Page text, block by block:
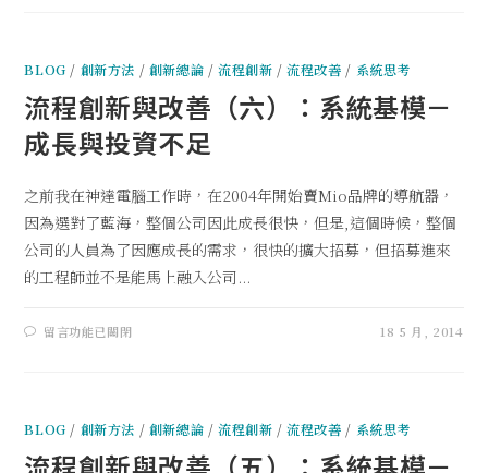
BLOG / 創新方法 / 創新總論 /流程創新 /流程改善 / 系統思考
流程創新與改善（六）：系統基模－
成長與投資不足
之前我在神達電腦工作時，在2004年開始賣Mio品牌的導航器，
因為選對了藍海，整個公司因此成長很快，但是,這個時候，整個
公司的人員為了因應成長的需求，很快的擴大招募，但招募進來
的工程師並不是能馬上融入公司...
留言功能已關閉 18 5 月, 2014
BLOG / 創新方法 / 創新總論 /流程創新 /流程改善 / 系統思考